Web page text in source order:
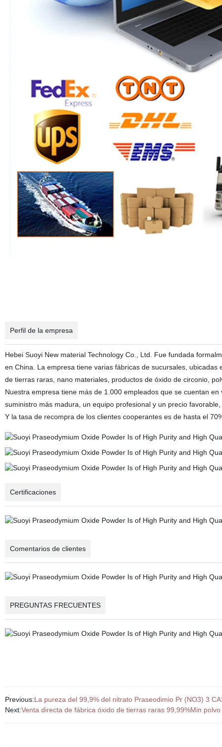
Perfil de la empresa
Hebei Suoyi New material Technology Co., Ltd. Fue fundada
en China. La empresa tiene varias fábricas de sucursales,
de tierras raras, nano materiales, productos de óxido de circonio,
Nuestra empresa tiene más de 1.000 empleados que se cuentan
suministro más madura, un equipo profesional y un precio favorable,
Y la tasa de recompra de los clientes cooperantes es de hasta el
Certificaciones
Comentarios de clientes
PREGUNTAS FRECUENTES
Previous:La pureza del 99,9% del nitrato Praseodimio Pr (NO3) 3
Next:Venta directa de fábrica óxido de tierras raras 99,99%Min